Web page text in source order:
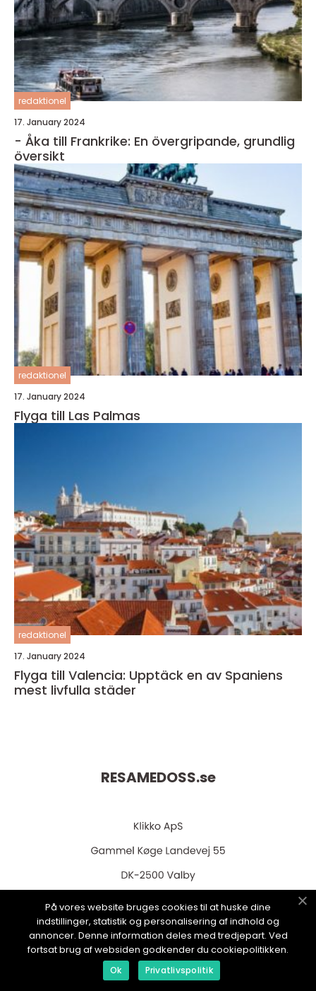
redaktionel
17. January 2024
- Åka till Frankrike: En övergripande, grundlig
översikt
redaktionel
17. January 2024
Flyga till Las Palmas
redaktionel
17. January 2024
Flyga till Valencia: Upptäck en av Spaniens
mest livfulla städer
RESAMEDOSS.se
web:www.klikko.dk
På vores website bruges cookies til at huske dine
indstillinger, statistik og personalisering af indhold og
annoncer. Denne information deles med tredjepart. Ved
fortsat brug af websiden godkender du cookiepolitikken.
Ok Privatlivspolitik